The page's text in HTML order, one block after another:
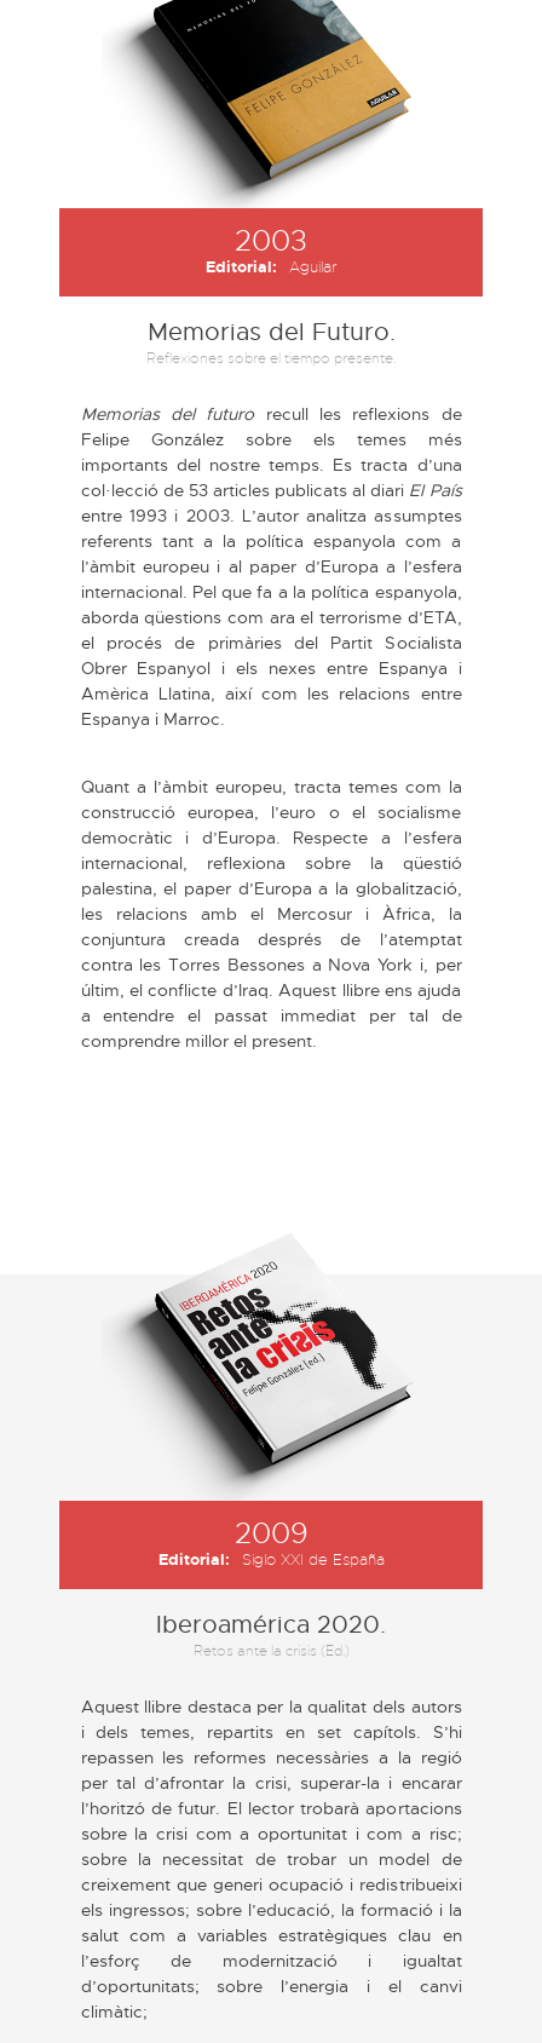
2003
Editorial: Aguilar
Memorias del Futuro.
Reflexiones sobre el tiempo presente.
Memorias del futurorecull les reflexions de
Felipe González sobre els temes més
importants del nostre temps. Es tracta d’una
col·lecció de 53 articles publicats al diari El País
entre 1993 i 2003. L’autor analitza assumptes
referents tant a la política espanyola com a
l’àmbit europeu i al paper d’Europa a l’esfera
internacional. Pel que fa a la política espanyola,
aborda qüestions com ara el terrorisme d’ETA,
el procés de primàries del Partit Socialista
Obrer Espanyol i els nexes entre Espanya i
Amèrica Llatina, així com les relacions entre
Espanya i Marroc.
Quant a l’àmbit europeu, tracta temes com la
construcció europea, l’euro o el socialisme
democràtic i d’Europa. Respecte a l’esfera
internacional, reflexiona sobre la qüestió
palestina, el paper d’Europa a la globalització,
les relacions amb el Mercosur i Àfrica, la
conjuntura creada després de l’atemptat
contra les Torres Bessones a Nova York i, per
últim, el conflicte d’Iraq. Aquest llibre ens ajuda
a entendre el passat immediat per tal de
comprendre millor el present.
2009
Editorial: Siglo XXI de España
Iberoamérica 2020.
Retos ante la crisis (Ed.)
Aquest llibre destaca per la qualitat dels autors
i dels temes, repartits en set capítols. S’hi
repassen les reformes necessàries a la regió
per tal d’afrontar la crisi, superar-la i encarar
l’horitzó de futur. El lector trobarà aportacions
sobre la crisi com a oportunitat i com a risc;
sobre la necessitat de trobar un model de
creixement que generi ocupació i redistribueixi
els ingressos; sobre l’educació, la formació i la
salut com a variables estratègiques clau en
l’esforç de modernització i igualtat
d’oportunitats; sobre l’energia i el canvi
climàtic;